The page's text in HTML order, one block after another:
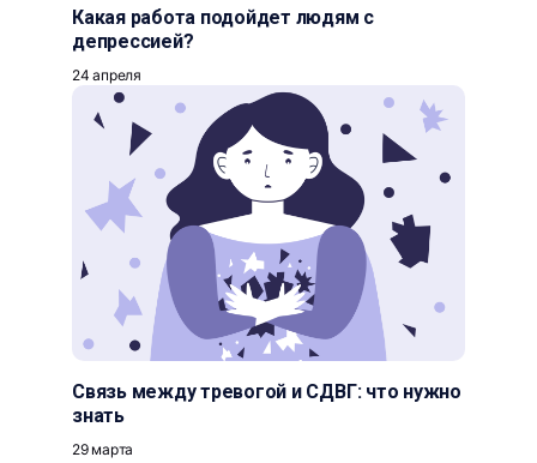
Какая работа подойдет людям с
депрессией?
24 апреля
Связь между тревогой и СДВГ: что нужно
знать
29 марта